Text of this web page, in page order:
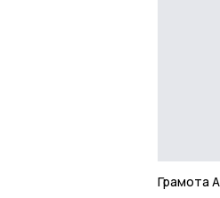
Грамота